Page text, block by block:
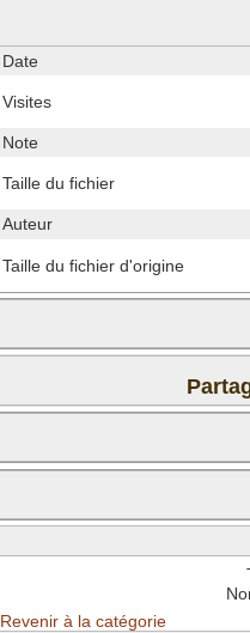
Date
Visites
Note
Taille du fichier
Auteur
Taille du fichier d'origine
Il n'y a pas encore
Revenir à la catégorie